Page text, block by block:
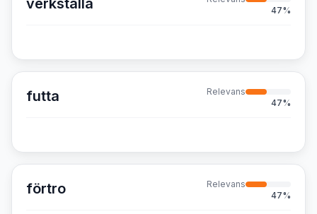
verkställa
47%
futta
Relevans
47%
förtro
Relevans
47%